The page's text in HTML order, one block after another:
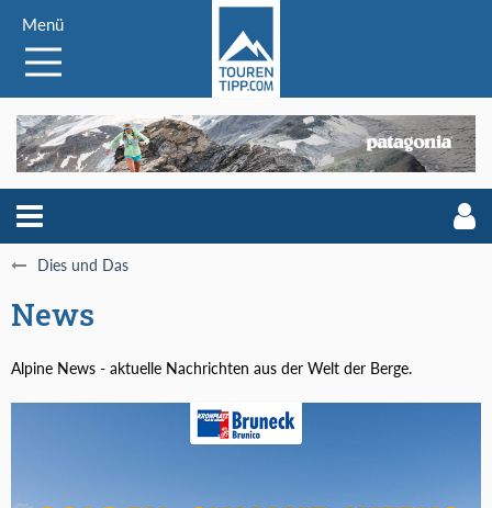
Menü
Dies und Das
News
Alpine News - aktuelle Nachrichten aus der Welt der Berge.